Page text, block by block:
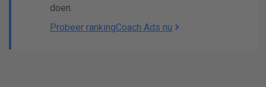
doen.
Probeer rankingCoach Ads nu